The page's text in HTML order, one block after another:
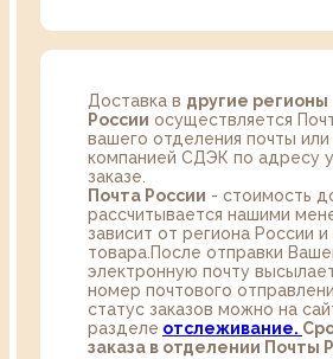
Доставка в другие регионы
России осуществляется
вашего отделения почты
компанией СДЭК по адресу
заказе.
Почта России - стоимость
рассчитывается нашими
зависит от региона России и
товара.После отправки
электронную почту
номер почтового
статус заказов можно на
разделе oтслеживание.
заказа в отделении Почты